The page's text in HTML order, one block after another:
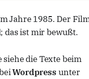
Jahre 1985. Der
das ist mir bewußt.
die Texte beim
Wordpress unter